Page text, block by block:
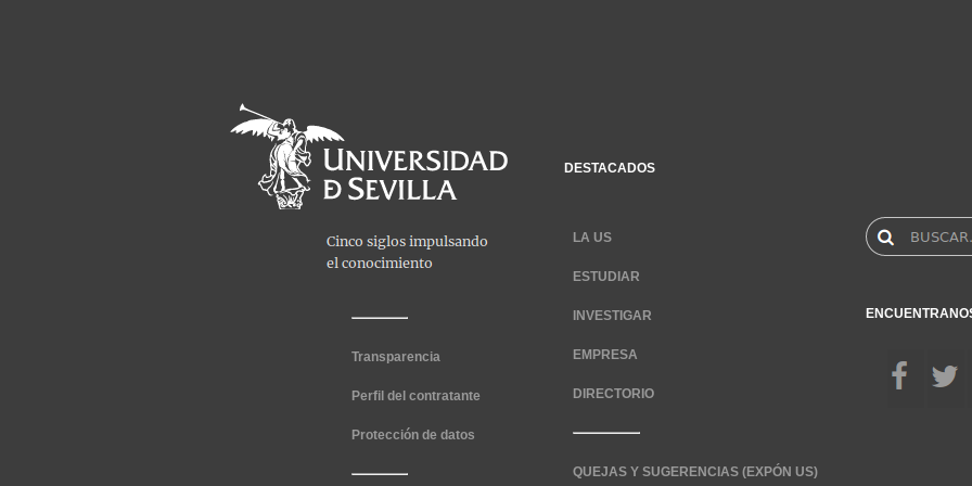
Transparencia
Perfil del contratante
Protección de datos
DESTACADOS
LA US
ESTUDIAR
INVESTIGAR
EMPRESA
DIRECTORIO
QUEJAS Y SUGERENCIAS (EXPÓN US)